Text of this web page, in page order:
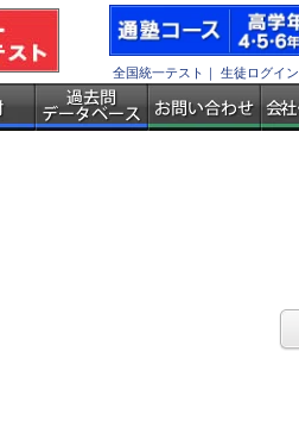
全国統一テスト ｜ 生徒ログイン